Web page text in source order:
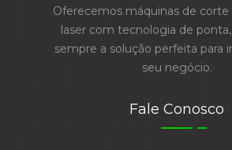
Oferecemos máquinas de corte
laser com tecnologia de
sempre a solução perfeita para
seu negócio.
Fale Conosco